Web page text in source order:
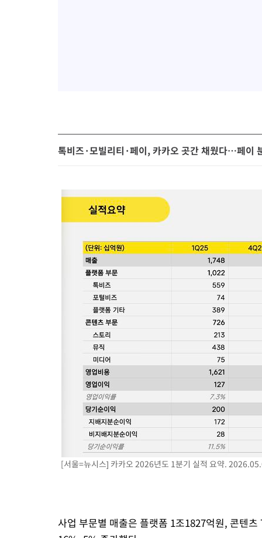
톡비즈·모빌리티·페이, 카카오 곳간 채웠다…페이
[서울=뉴시스] 카카오 2026년도 1분기 실적 요약.
사업 부문별 매출은 플랫폼 1조1827억원, 콘텐